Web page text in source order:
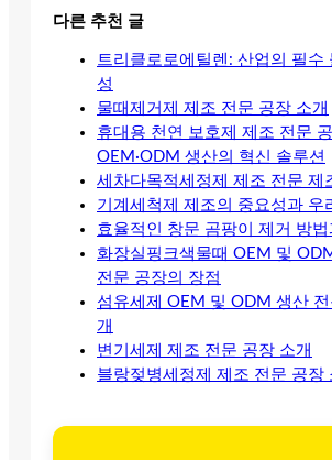
다른 추천 글
트리클로로에틸렌: 산업의 필수
성
물때제거제 제조 전문 공장 소개
휴대용 천연 보호제 제조 전문
OEM·ODM 생산의 혁신 솔루션
세차다목적세정제 제조 전문 제
기계세척제 제조의 중요성과 우
효율적인 창문 곰팡이 제거 방법
화장실핑크색물때 OEM 및
전문 공장의 장점
섬유세제 OEM 및 ODM 생산
개
변기세제 제조 전문 공장 소개
블랑젖병세정제 제조 전문 공장